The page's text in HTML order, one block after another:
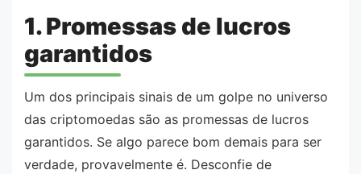
1. Promessas de lucros
garantidos
Um dos principais sinais de um golpe no universo
das criptomoedas são as promessas de lucros
garantidos. Se algo parece bom demais para ser
verdade, provavelmente é. Desconfie de